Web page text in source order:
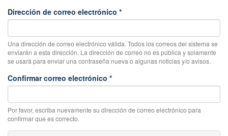
Dirección de correo electrónico *
Una dirección de correo electrónico válida. Todos los correos del sistema se
enviarán a esta dirección. La dirección de correo no es pública y solamente
se usará para enviar una contraseña nueva o algunas noticias y/o avisos.
Confirmar correo electrónico *
Por favor, escriba nuevamente su dirección de correo electrónico para
confirmar que es correcto.